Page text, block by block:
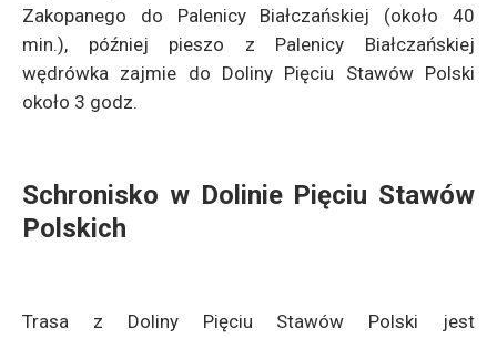
Zakopanego do Palenicy Białczańskiej (około 40
min.), później pieszo z Palenicy Białczańskiej
wędrówka zajmie do Doliny Pięciu Stawów Polski
około 3 godz.
Schronisko w Dolinie Pięciu Stawów
Polskich
Trasa z Doliny Pięciu Stawów Polski jest